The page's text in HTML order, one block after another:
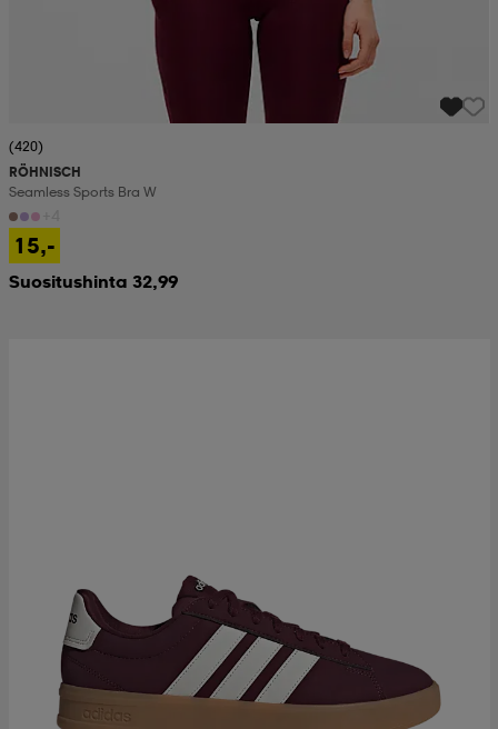
(420)
RÖHNISCH
Seamless Sports Bra W
15,-
Suositushinta 32,99